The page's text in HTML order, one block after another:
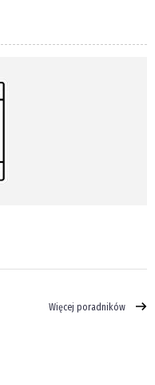
Więcej poradników